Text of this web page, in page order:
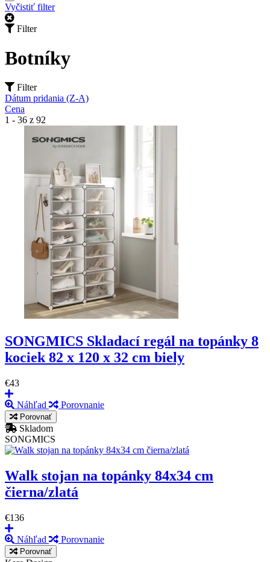
Vyčistiť filter
Filter
Botníky
Filter
Dátum pridania (Z-A)
Cena
1 - 36 z 92
SONGMICS Skladací regál na topánky 8
kociek 82 x 120 x 32 cm biely
€43
Náhľad Porovnanie
Porovnať
Skladom
SONGMICS
Walk stojan na topánky 84x34 cm
čierna/zlatá
€136
Náhľad Porovnanie
Porovnať